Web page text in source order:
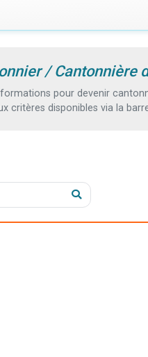
/ Cantonnière
pour devenir
critères disponibles via la